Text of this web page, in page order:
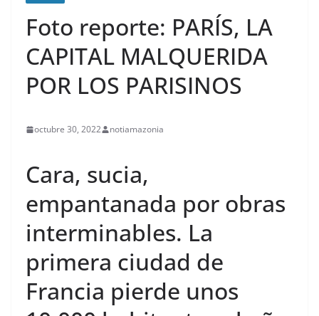
Foto reporte: PARÍS, LA
CAPITAL MALQUERIDA
POR LOS PARISINOS
octubre 30, 2022 notiamazonia
Cara, sucia,
empantanada por obras
interminables. La
primera ciudad de
Francia pierde unos